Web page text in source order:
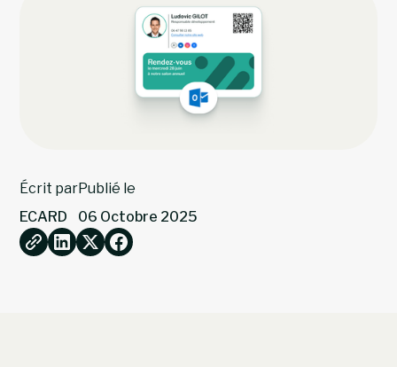
Écrit par
ECARD
Publié le
06 Octobre 2025